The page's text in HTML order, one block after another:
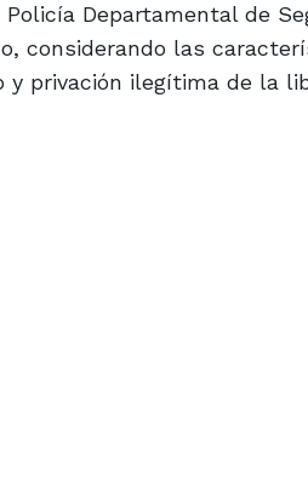
Departamental de
considerando las
privación ilegítima de la